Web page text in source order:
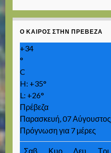
Ο ΚΑΙΡΌΣ ΣΤΗΝ ΠΡΈΒΕΖΑ
+34
°
C
H: +35°
L: +26°
Πρέβεζα
Παρασκευή, 07 Αύγουστος
Πρόγνωση για 7 μέρες
Σαβ Κυρ Δευ Τρι